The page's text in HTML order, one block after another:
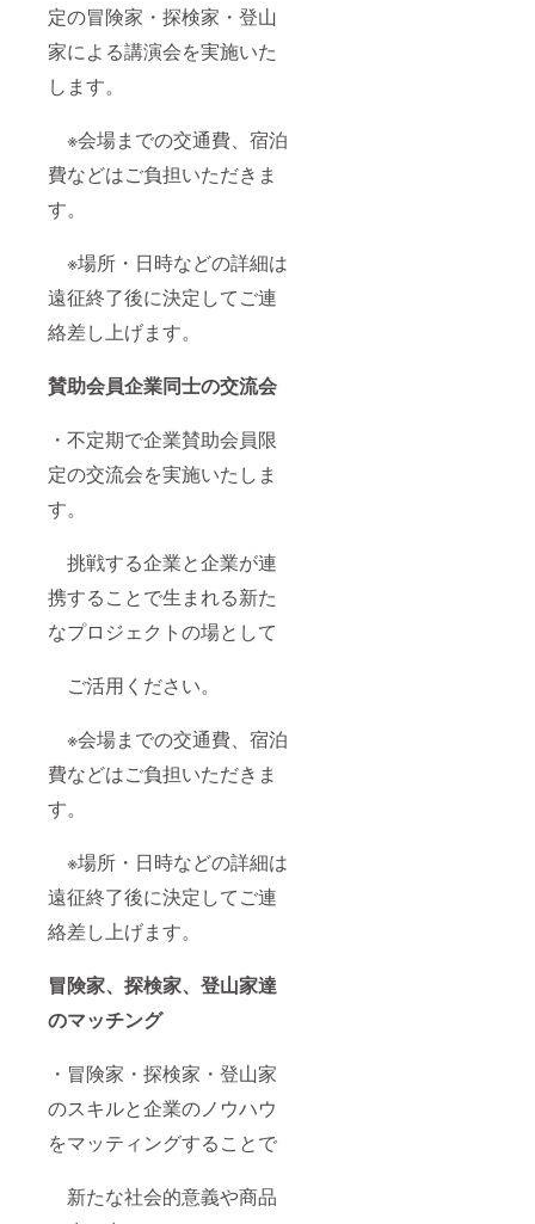
定の冒険家・探検家・登山
家による講演会を実施いた
します。
※会場までの交通費、宿泊
費などはご負担いただきま
す。
※場所・日時などの詳細は
遠征終了後に決定してご連
絡差し上げます。
賛助会員企業同士の交流会
・不定期で企業賛助会員限
定の交流会を実施いたしま
す。
挑戦する企業と企業が連
携することで生まれる新た
なプロジェクトの場として
ご活用ください。
※会場までの交通費、宿泊
費などはご負担いただきま
す。
※場所・日時などの詳細は
遠征終了後に決定してご連
絡差し上げます。
冒険家、探検家、登山家達
のマッチング
・冒険家・探検家・登山家
のスキルと企業のノウハウ
をマッティングすることで
新たな社会的意義や商品